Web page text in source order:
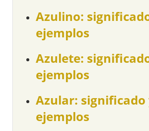
Azulino:
ejemplos
Azulete:
ejemplos
Azular: significado
ejemplos